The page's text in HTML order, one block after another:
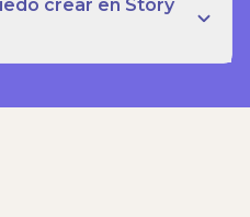
crear en Story